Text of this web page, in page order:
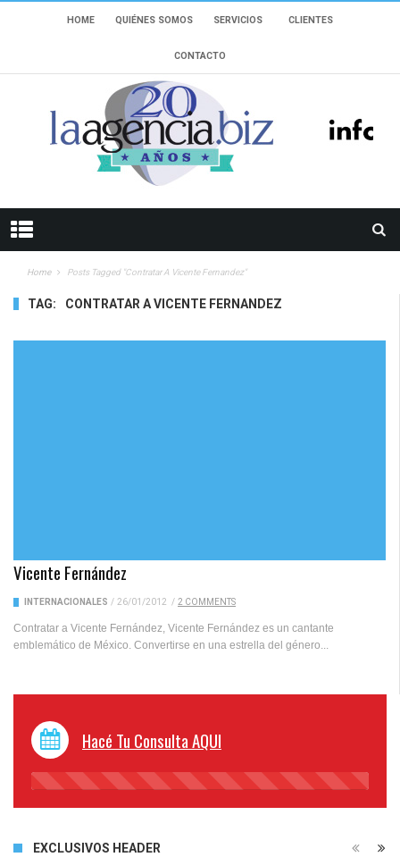
HOME QUIÉNES SOMOS SERVICIOS CLIENTES
CONTACTO
Home Posts Tagged "contratar A Vicente Fernandez"
TAG: CONTRATAR A VICENTE FERNANDEZ
Vicente Fernández
INTERNACIONALES / 26/01/2012 / 2 COMMENTS
Contratar a Vicente Fernández, Vicente Fernández es un cantante
emblemático de México. Convertirse en una estrella del género...
Hacé Tu Consulta AQUI
45%
EXCLUSIVOS HEADER